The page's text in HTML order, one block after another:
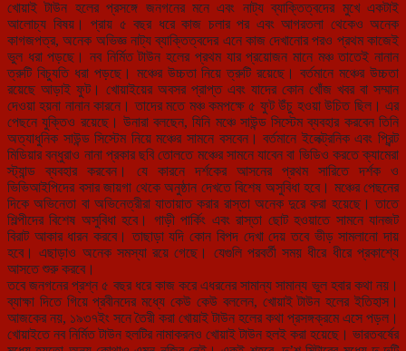
খোয়াই টাউন হলের প্রসঙ্গে জনগনের মনে এবং নাট্য ব্যাক্তিত্বদের মুখে একটাই
আলোচ্য বিষয়। প্রায় ৫ বছর ধরে কাজ চলার পর এবং আগরতলা থেকেও অনেক
কাগজপত্র, অনেক অভিজ্ঞ নাট্য ব্যাক্তিত্বদের এনে কাজ দেখানোর পরও প্রথম কাজেই
ভুল ধরা পড়ছে। নব নির্মিত টাউন হলের প্রথম যার প্রয়োজন মানে মঞ্চ তাতেই নানান
ত্রুটি বিচ্যুতি ধরা পড়ছে। মঞ্চের উচ্চতা নিয়ে ত্রুটি রয়েছে। বর্তমানে মঞ্চের উচ্চতা
রয়েছে আড়াই ফুট। খোয়াইয়ের অবসর প্রাপ্ত এবং যাদের কোন খোঁজ খবর বা সম্মান
দেওয়া হয়না নানান কারনে। তাদের মতে মঞ্চ কমপক্ষে ৫ ফুট উঁচু হওয়া উচিত ছিল। এর
পেছনে যুক্তিও রয়েছে। উনারা বলছেন, যিনি মঞ্চে সাউন্ড সিস্টেম ব্যবহার করবেন তিনি
অত্যাধুনিক সাউন্ড সিস্টেম নিয়ে মঞ্চের সামনে বসবেন। বর্তমানে ইলেক্ট্রনিক এবং প্রিন্ট
মিডিয়ার বন্ধুরাও নানা প্রকার ছবি তোলতে মঞ্চের সামনে যাবেন বা ভিডিও করতে ক্যামেরা
স্ট্যান্ড ব্যবহার করবেন। যে কারনে দর্শকের আসনের প্রথম সারিতে দর্শক ও
ভিভিআইপিদের বসার জায়গা থেকে অনুষ্ঠান দেখতে বিশেষ অসুবিধা হবে। মঞ্চের পেছনের
দিকে অভিনেতা বা অভিনেত্রীরা যাতায়াত করার রাস্তা অনেক দুরে করা হয়েছে। তাতে
শিল্পীদের বিশেষ অসুবিধা হবে। গাড়ী পার্কিং এবং রাস্তা ছোট হওয়াতে সামনে যানজট
বিরাট আকার ধারন করবে। তাছাড়া যদি কোন বিপদ দেখা দেয় তবে ভীড় সামলানো দায়
হবে। এছাড়াও অনেক সমস্যা রয়ে গেছে। যেগুলি পরবর্তী সময় ধীরে ধীরে প্রকাশ্যে
আসতে শুরু করবে।
তবে জনগনের প্রশ্ন ৫ বছর ধরে কাজ করে এধরনের সামান্য সামান্য ভুল হবার কথা নয়।
ব্যাক্ষা দিতে গিয়ে প্রবীনদের মধ্যে কেউ কেউ বললেন, খোয়াই টাউন হলের ইতিহাস।
আজকের নয়, ১৯৩৭ইং সনে তৈরী করা খোয়াই টাউন হলের কথা প্রসঙ্গক্রমে এসে পড়ল।
খোয়াইতে নব নির্মিত টাউন হলটির নামাকরনও খোয়াই টাউন হলই করা হয়েছে। ভারতবর্ষের